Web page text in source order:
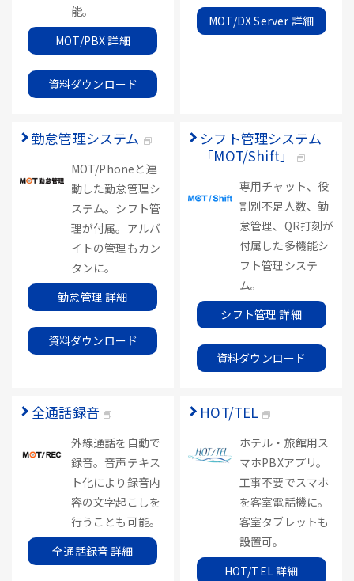
能。
MOT/PBX 詳細
資料ダウンロード
MOT/DX Server 詳細
勤怠管理システム
MOT/Phoneと連
動した勤怠管理シ
ステム。シフト管
理が付属。アルバ
イトの管理もカン
タンに。
勤怠管理 詳細
資料ダウンロード
シフト管理システム
「MOT/Shift」
専用チャット、役
割別不足人数、勤
怠管理、QR打刻が
付属した多機能シ
フト管理システ
ム。
シフト管理 詳細
資料ダウンロード
全通話録音
外線通話を自動で
録音。音声テキス
ト化により録音内
容の文字起こしを
行うことも可能。
全通話録音 詳細
HOT/TEL
ホテル・旅館用ス
マホPBXアプリ。
工事不要でスマホ
を客室電話機に。
客室タブレットも
設置可。
HOT/TEL 詳細